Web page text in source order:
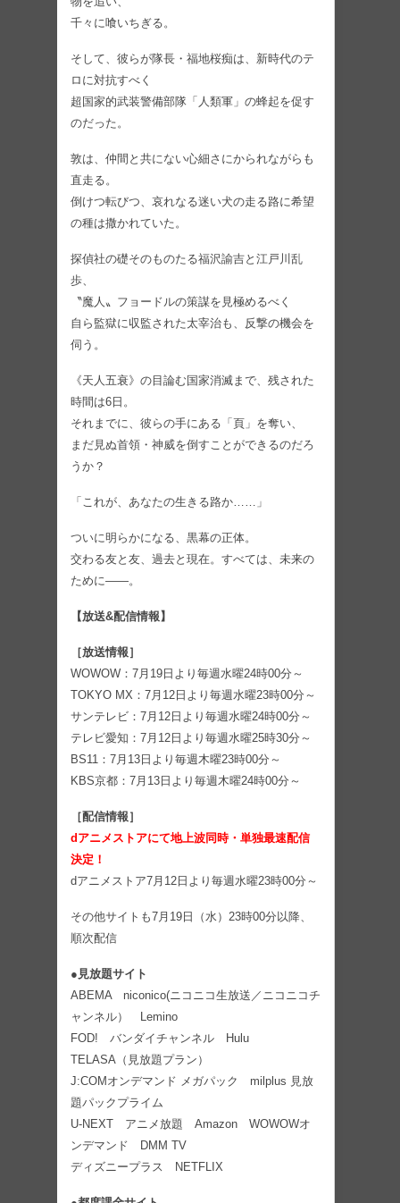
千々に喰いちぎる。
そして、彼らが隊長・福地桜痴は、新時代のテ
ロに対抗すべく
超国家的武装警備部隊「人類軍」の蜂起を促す
のだった。
敦は、仲間と共にない心細さにかられながらも
直走る。
倒けつ転びつ、哀れなる迷い犬の走る路に希望
の種は撒かれていた。
探偵社の礎そのものたる福沢諭吉と江戸川乱
歩、
〝魔人〟フョードルの策謀を見極めるべく
自ら監獄に収監された太宰治も、反撃の機会を
伺う。
《天人五衰》の目論む国家消滅まで、残された
時間は6日。
それまでに、彼らの手にある「頁」を奪い、
まだ見ぬ首領・神威を倒すことができるのだろ
うか？
「これが、あなたの生きる路か……」
ついに明らかになる、黒幕の正体。
交わる友と友、過去と現在。すべては、未来の
ために——。
【放送&配信情報】
［放送情報］
WOWOW：7月19日より毎週水曜24時00分～
TOKYO MX：7月12日より毎週水曜23時00分～
サンテレビ：7月12日より毎週水曜24時00分～
テレビ愛知：7月12日より毎週水曜25時30分～
BS11：7月13日より毎週木曜23時00分～
KBS京都：7月13日より毎週木曜24時00分～
［配信情報］
dアニメストアにて地上波同時・単独最速配信
決定！
dアニメストア7月12日より毎週水曜23時00分～
その他サイトも7月19日（水）23時00分以降、
順次配信
● 見放題サイト
ABEMA niconico(ニコニコ生放送／ニコニコチ
ャンネル） Lemino
FOD! バンダイチャンネル Hulu
TELASA（見放題プラン）
J:COMオンデマンド メガパック milplus 見放
題パックプライム
U-NEXT アニメ放題 Amazon WOWOWオ
ンデマンド DMM TV
ディズニープラス NETFLIX